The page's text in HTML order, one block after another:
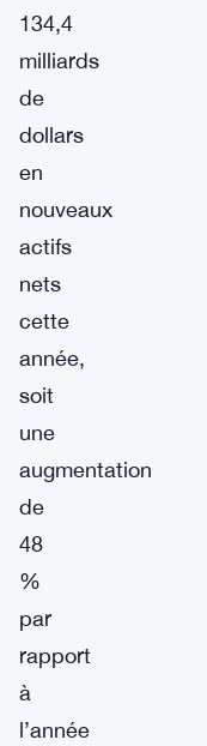
134,4
milliards
de
dollars
en
nouveaux
actifs
nets
cette
année,
soit
une
augmentation
de
48
%
par
rapport
à
l’année